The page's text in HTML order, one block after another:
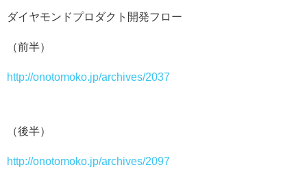
ダイヤモンドプロダクト開発フロー
（前半）
http://onotomoko.jp/archives/2037
（後半）
http://onotomoko.jp/archives/2097